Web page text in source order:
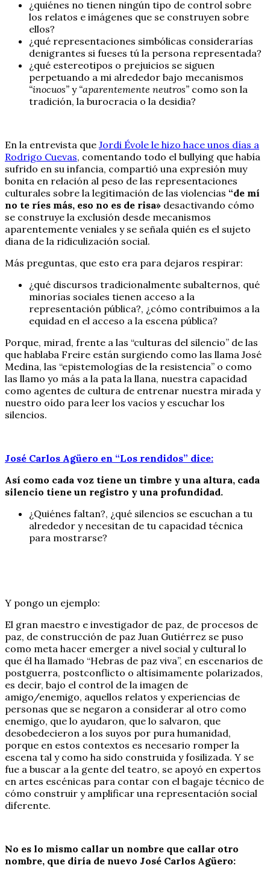
¿quiénes no tienen ningún tipo de control sobre
los relatos e imágenes que se construyen sobre
ellos?
¿qué representaciones simbólicas considerarías
denigrantes si fueses tú la persona representada?
¿qué estereotipos o prejuicios se siguen
perpetuando a mi alrededor bajo mecanismos
“inocuos” y “aparentemente neutros” como son la
tradición, la burocracia o la desidia?
En la entrevista que Jordi Évole le hizo hace unos días a
Rodrigo Cuevas, comentando todo el bullying que había
sufrido en su infancia, compartió una expresión muy
bonita en relación al peso de las representaciones
culturales sobre la legitimación de las violencias “de mí
no te ríes más, eso no es de risa» desactivando cómo
se construye la exclusión desde mecanismos
aparentemente veniales y se señala quién es el sujeto
diana de la ridiculización social.
Más preguntas, que esto era para dejaros respirar:
¿qué discursos tradicionalmente subalternos, qué
minorías sociales tienen acceso a la
representación pública?, ¿cómo contribuimos a la
equidad en el acceso a la escena pública?
Porque, mirad, frente a las “culturas del silencio” de las
que hablaba Freire están surgiendo como las llama José
Medina, las “epistemologías de la resistencia” o como
las llamo yo más a la pata la llana, nuestra capacidad
como agentes de cultura de entrenar nuestra mirada y
nuestro oído para leer los vacíos y escuchar los
silencios.
José Carlos Agüero en “Los rendidos” dice:
Así como cada voz tiene un timbre y una altura, cada
silencio tiene un registro y una profundidad.
¿Quiénes faltan?, ¿qué silencios se escuchan a tu
alrededor y necesitan de tu capacidad técnica
para mostrarse?
Y pongo un ejemplo:
El gran maestro e investigador de paz, de procesos de
paz, de construcción de paz Juan Gutiérrez se puso
como meta hacer emerger a nivel social y cultural lo
que él ha llamado “Hebras de paz viva”, en escenarios de
postguerra, postconflicto o altísimamente polarizados,
es decir, bajo el control de la imagen de
amigo/enemigo, aquellos relatos y experiencias de
personas que se negaron a considerar al otro como
enemigo, que lo ayudaron, que lo salvaron, que
desobedecieron a los suyos por pura humanidad,
porque en estos contextos es necesario romper la
escena tal y como ha sido construida y fosilizada. Y se
fue a buscar a la gente del teatro, se apoyó en expertos
en artes escénicas para contar con el bagaje técnico de
cómo construir y amplificar una representación social
diferente.
No es lo mismo callar un nombre que callar otro
nombre, que diría de nuevo José Carlos Agüero: